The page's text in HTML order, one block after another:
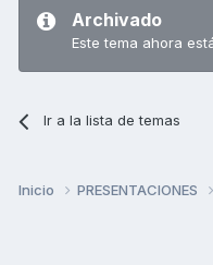
Archivado
Este tema ahora
Ir a la lista de temas
Inicio PRESENTACIONES